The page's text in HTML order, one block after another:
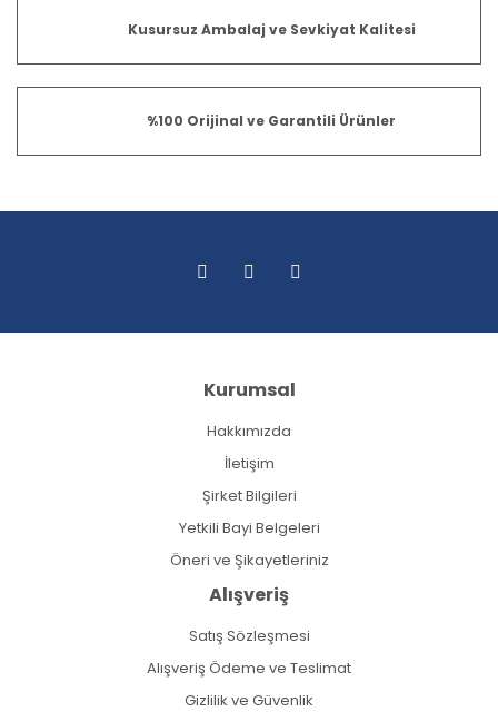
Kusursuz Ambalaj ve Sevkiyat Kalitesi
%100 Orijinal ve Garantili Ürünler
Kurumsal
Hakkımızda
İletişim
Şirket Bilgileri
Yetkili Bayi Belgeleri
Öneri ve Şikayetleriniz
Alışveriş
Satış Sözleşmesi
Alışveriş Ödeme ve Teslimat
Gizlilik ve Güvenlik